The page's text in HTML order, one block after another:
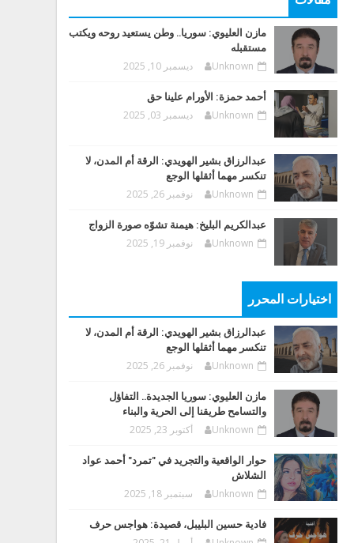
مازن العليوي: سوريا.. وطن يستعيد روحه ويكتب
مستقبله
Unknown ديسمبر 10, 2025
أحمد حمزة: الأورام علينا حق
Unknown ديسمبر 03, 2025
عبدالرزاق بشير الهويدي: الرقة أم المدن، لا
تنكسر مهما أثقلها الوجع
Unknown نوفمبر 26, 2025
عبدالكريم البليخ: هيمنة تشوّه صورة الزواج
Unknown نوفمبر 19, 2025
اختيارات المحرر
عبدالرزاق بشير الهويدي: الرقة أم المدن، لا
تنكسر مهما أثقلها الوجع
Unknown نوفمبر 26, 2025
مازن العليوي: سوريا الجديدة.. التفاؤل
والتسامح طريقنا إلى الحرية والبناء
Unknown أكتوبر 23, 2025
حوار الواقعية والتجريد في "تمرد" أحمد عواد
الشلاش
Unknown سبتمبر 18, 2025
فادية حسين البليبل، قصيدة: هواجس حرف